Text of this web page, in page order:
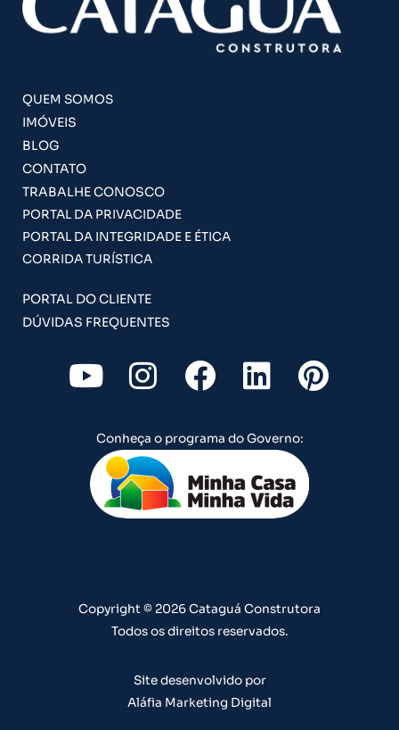
QUEM SOMOS
IMÓVEIS
BLOG
CONTATO
TRABALHE CONOSCO
PORTAL DA PRIVACIDADE
PORTAL DA INTEGRIDADE E ÉTICA
CORRIDA TURÍSTICA
PORTAL DO CLIENTE
DÚVIDAS FREQUENTES
Y
o
u
t
u
b
I
n
s
t
a
g
m
F
a
c
e
b
o
L
i
n
k
e
d
P
i
t
Conheça o programa do Governo:
Copyright © 2026 Cataguá Construtora
Todos os direitos reservados.
Site desenvolvido por
Aláfia Marketing Digital